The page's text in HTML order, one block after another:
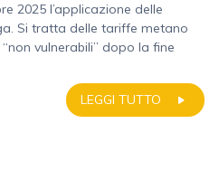
2025 l’applicazione delle
Si tratta delle tariffe metano
vulnerabili” dopo la fine
LEGGI TUTTO